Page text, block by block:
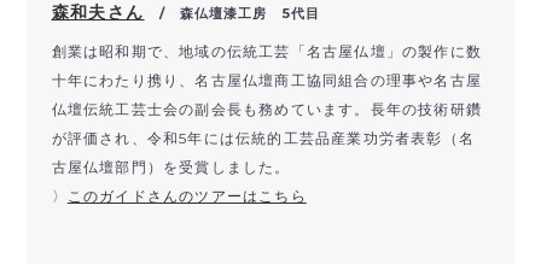
森和夫さん / 森仏壇漆工房 5代目
創業は昭和期で、地域の伝統工芸「名古屋仏壇」の製作に数
十年にわたり携り、名古屋仏壇商工協同組合の理事や名古屋
仏壇伝統工芸士会の副会長も務めています​。長年の技術研鑽
が評価され、令和5年には伝統的工芸品産業功労者表彰（名
古屋仏壇部門）を受賞しました​。
〉 このガイドさんのツアーはこちら